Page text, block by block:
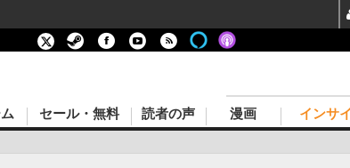
セール・無料 読者の声 漫画 インサ